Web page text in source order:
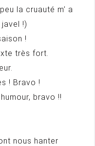
la cruauté m’ a
!)
!
très fort.
! Bravo !
bravo !!
nous hanter